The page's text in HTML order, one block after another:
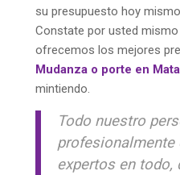
su presupuesto hoy
Constate por usted mismo
ofrecemos los mejores
Mudanza o porte en
mintiendo.
Todo nuestro
profesionalmente
expertos en todo,